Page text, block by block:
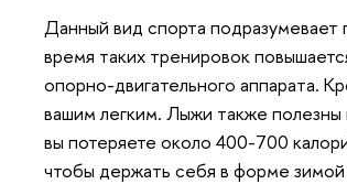
Данный вид спорта подразумевает
время таких тренировок
опорно-двигательного аппарата.
вашим легким. Лыжи также полезны
вы потеряете около 400-700
чтобы держать себя в форме